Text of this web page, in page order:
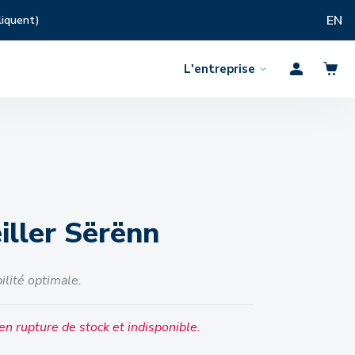
EN
Ouvrir
L'entreprise Profil
Sërënn
optimale.
rupture de stock et indisponible.